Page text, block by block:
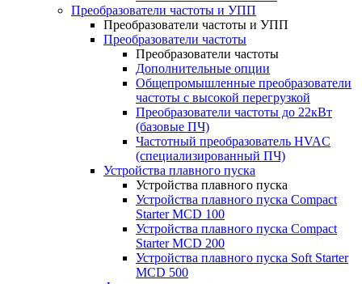
Преобразователи частоты и УПП
Преобразователи частоты и УПП
Преобразователи частоты
Преобразователи частоты
Дополнительные опции
Общепромышленные преобразователи
частоты с высокой перегрузкой
Преобразователи частоты до 22кВт
(базовые ПЧ)
Частотный преобразователь HVAC
(специализированный ПЧ)
Устройства плавного пуска
Устройства плавного пуска
Устройства плавного пуска Compact
Starter MCD 100
Устройства плавного пуска Compact
Starter MCD 200
Устройства плавного пуска Soft Starter
MCD 500